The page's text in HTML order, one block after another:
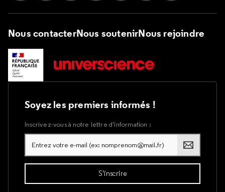
Nous contacterNous soutenirNous rejoindre
Soyez les premiers informés !
Inscrivez-vous à notre lettre d’information :